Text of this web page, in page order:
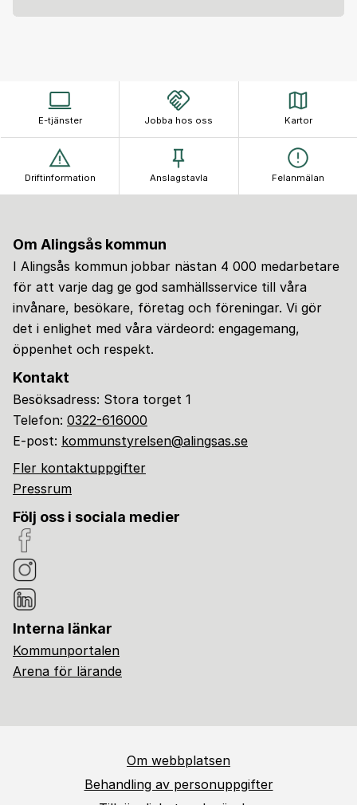
E-tjänster Jobba hos oss Kartor
Driftinformation Anslagstavla Felanmälan
Om Alingsås kommun
I Alingsås kommun jobbar nästan 4 000 medarbetare
för att varje dag ge god samhällsservice till våra
invånare, besökare, företag och föreningar. Vi gör
det i enlighet med våra värdeord: engagemang,
öppenhet och respekt.
Kontakt
Besöksadress: Stora torget 1
Telefon: 0322-616000
E-post: kommunstyrelsen@alingsas.se
Fler kontaktuppgifter
Pressrum
Följ oss i sociala medier
Interna länkar
Kommunportalen
Arena för lärande
Om webbplatsen
Behandling av personuppgifter